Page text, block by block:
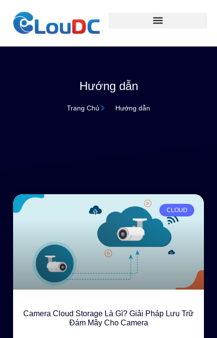
Hướng dẫn
Trang Chủ Hướng dẫn
CLOUD
Camera Cloud Storage Là Gì? Giải Pháp Lưu Trữ
Đám Mây Cho Camera